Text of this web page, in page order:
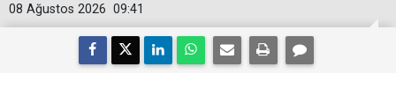
09:41
08 Ağustos 2026